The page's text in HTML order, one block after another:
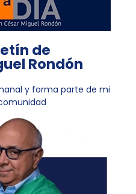
de
Rondón
y forma parte de mi